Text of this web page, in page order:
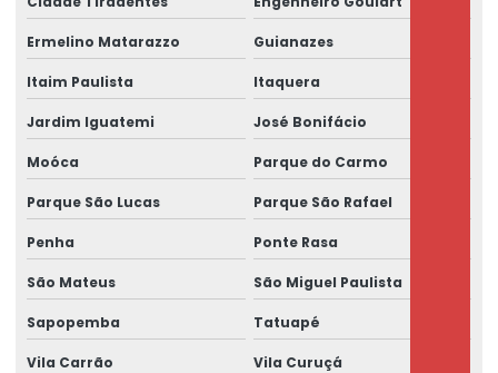
Ermelino Matarazzo Guianazes
Itaim Paulista Itaquera
Jardim Iguatemi José Bonifácio
Moóca Parque do Carmo
Parque São Lucas Parque São Rafael
Penha Ponte Rasa
São Mateus São Miguel Paulista
Sapopemba Tatuapé
Vila Carrão Vila Curuçá